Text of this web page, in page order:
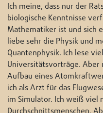
Ich meine, dass nur der
biologische Kenntnisse
Mathematiker ist und sich
liebe sehr die Physik und
Quantenphysik. Ich lese
Universitätsvorträge.
Aufbau eines
ich als Arzt für das
im Simulator. Ich weiß viel